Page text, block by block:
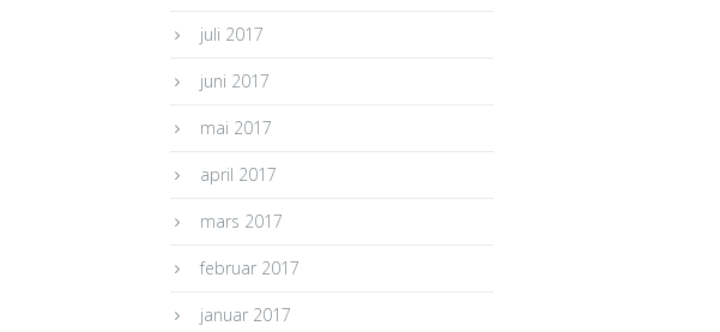
juli 2017
juni 2017
mai 2017
april 2017
mars 2017
februar 2017
januar 2017